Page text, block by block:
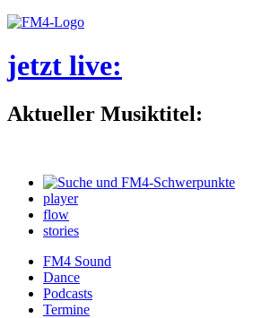
jetztlive:
AktuellerMusiktitel:
player
flow
stories
FM4Sound
Dance
Podcasts
Termine